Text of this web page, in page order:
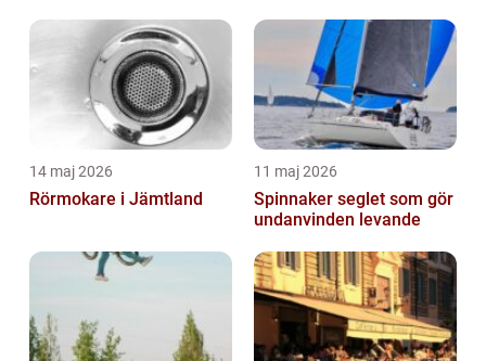
14 maj 2026
Rörmokare i Jämtland
11 maj 2026
Spinnaker seglet som gör
undanvinden levande